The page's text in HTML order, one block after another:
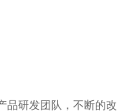
研发团队，不断的改